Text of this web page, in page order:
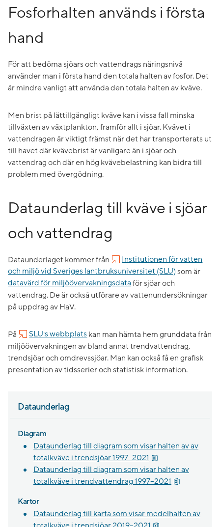
Fosforhalten används i första
hand
För att bedöma sjöars och vattendrags näringsnivå
använder man i första hand den totala halten av fosfor. Det
är mindre vanligt att använda den totala halten av kväve.
Men brist på lättillgängligt kväve kan i vissa fall minska
tillväxten av växtplankton, framför allt i sjöar. Kvävet i
vattendragen är viktigt främst när det har transporterats ut
till havet där kvävebrist är vanligare än i sjöar och
vattendrag och där en hög kvävebelastning kan bidra till
problem med övergödning.
Dataunderlag till kväve i sjöar
och vattendrag
Dataunderlaget kommer från
Institutionen för vatten
och miljö vid Sveriges lantbruksuniversitet (SLU) som är
datavärd för miljöövervakningsdata för sjöar och
vattendrag. De är också utförare av vattenundersökningar
på uppdrag av HaV.
På SLU:s webbplats kan man hämta hem grunddata från
miljöövervakningen av bland annat trendvattendrag,
trendsjöar och omdrevssjöar. Man kan också få en grafisk
presentation av tidsserier och statistisk information.
Dataunderlag
Diagram
Dataunderlag till diagram som visar halten av av
totalkväve i trendsjöar 1997–2021
Dataunderlag till diagram som visar halten av
totalkväve i trendvattendrag 1997–2021
Kartor
Dataunderlag till karta som visar medelhalten av